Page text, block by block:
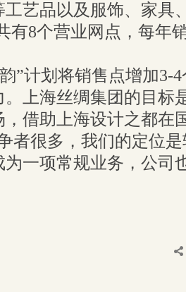
艺品以及服饰、家具
有8个营业网点，每年
”计划将销售点增加3-
上海丝绸集团的目标
借助上海设计之都在
者很多，我们的定位
一项常规业务，公司